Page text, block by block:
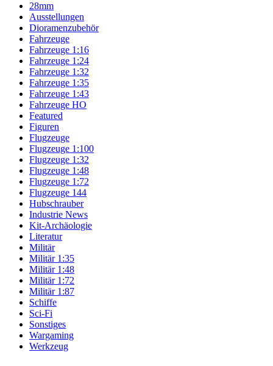
28mm
Ausstellungen
Dioramenzubehör
Fahrzeuge
Fahrzeuge 1:16
Fahrzeuge 1:24
Fahrzeuge 1:32
Fahrzeuge 1:35
Fahrzeuge 1:43
Fahrzeuge HO
Featured
Figuren
Flugzeuge
Flugzeuge 1:100
Flugzeuge 1:32
Flugzeuge 1:48
Flugzeuge 1:72
Flugzeuge 144
Hubschrauber
Industrie News
Kit-Archäologie
Literatur
Militär
Militär 1:35
Militär 1:48
Militär 1:72
Militär 1:87
Schiffe
Sci-Fi
Sonstiges
Wargaming
Werkzeug